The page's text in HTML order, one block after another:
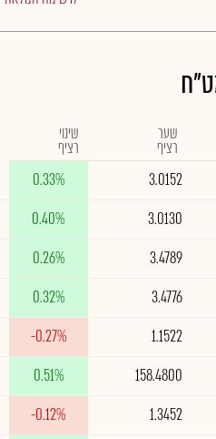
שער
רציף
שינוי
רציף
3.0152
0.33%
3.0130
0.40%
3.4789
0.26%
3.4776
0.32%
1.1522
-0.27%
158.4800
0.51%
1.3452
-0.12%